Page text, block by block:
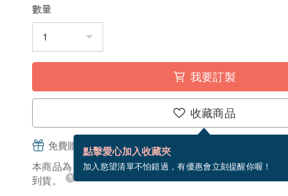
數量
我要訂製
收藏商品
點擊愛心加入收藏夾
加入慾望清單不怕錯過，有優惠會立刻提醒你喔！
免費贈送電子賀卡，結帳完成後填寫
本商品為「接單訂製」。付款後需 10 個工作天製作。現
到貨。